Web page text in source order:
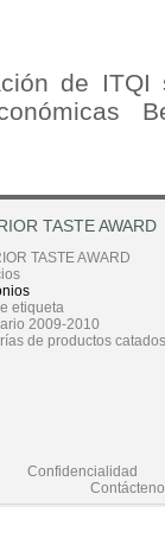
de
Confidencialidad
TASTE AWARD
TASTE AWARD
etiqueta
2009-2010
de productos catados